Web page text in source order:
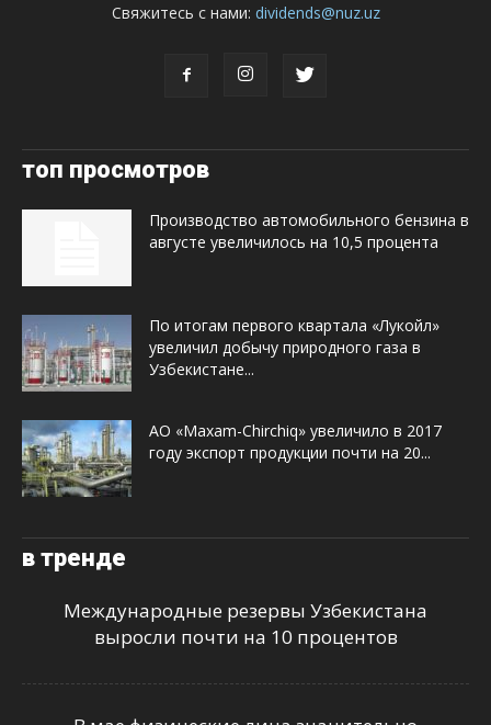
Свяжитесь с нами: dividends@nuz.uz
топ просмотров
Производство автомобильного бензина в
августе увеличилось на 10,5 процента
По итогам первого квартала «Лукойл»
увеличил добычу природного газа в
Узбекистане...
АО «Maxam-Chirchiq» увеличило в 2017
году экспорт продукции почти на 20...
в тренде
Международные резервы Узбекистана
выросли почти на 10 процентов